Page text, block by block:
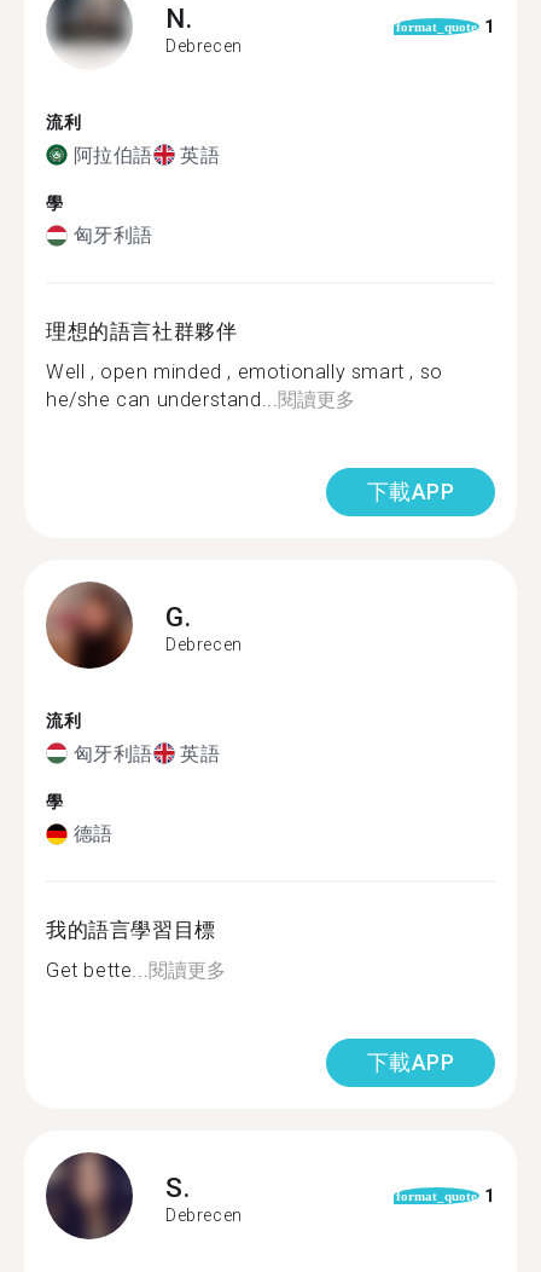
N.
Debrecen
format_quote 1
流利
阿拉伯語 英語
學
匈牙利語
理想的語言社群夥伴
Well , open minded , emotionally smart , so
he/she can understand...閱讀更多
下載APP
G.
Debrecen
流利
匈牙利語 英語
學
德語
我的語言學習目標
Get bette...閱讀更多
下載APP
S.
Debrecen
format_quote 1